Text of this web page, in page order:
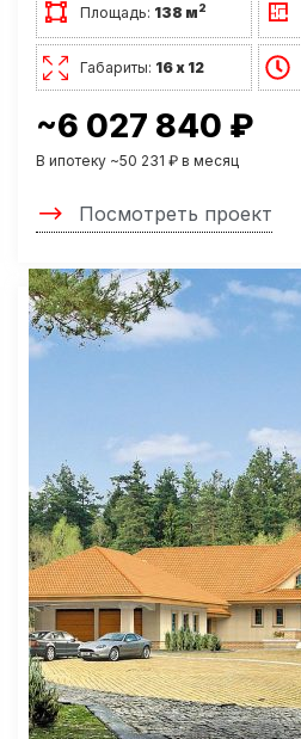
Площадь: 138 м2
Габариты: 16 х 12
~6 027 840 ₽
В ипотеку ~50 231 ₽ в месяц
Посмотреть проект